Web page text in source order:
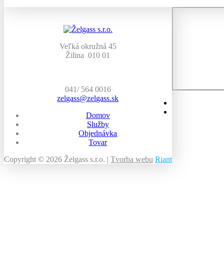
Veľká okružná 45
Žilina 010 01
041/ 564 0016
zelgass@zelgass.sk
Domov
Služby
Objednávka
Tovar
Copyright © 2026 Želgass s.r.o. | Tvorba webu Riant